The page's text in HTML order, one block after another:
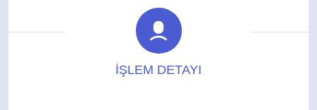
İŞLEM DETAYI